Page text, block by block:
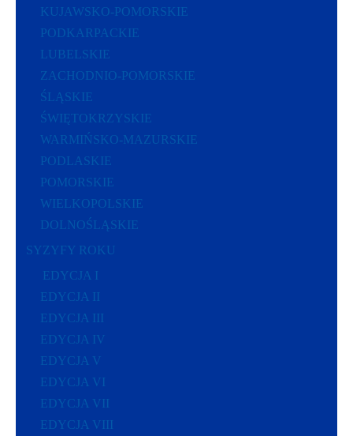
KUJAWSKO-POMORSKIE
PODKARPACKIE
LUBELSKIE
ZACHODNIO-POMORSKIE
ŚLĄSKIE
ŚWIĘTOKRZYSKIE
WARMIŃSKO-MAZURSKIE
PODLASKIE
POMORSKIE
WIELKOPOLSKIE
DOLNOŚLĄSKIE
SYZYFY ROKU
EDYCJA I
EDYCJA II
EDYCJA III
EDYCJA IV
EDYCJA V
EDYCJA VI
EDYCJA VII
EDYCJA VIII